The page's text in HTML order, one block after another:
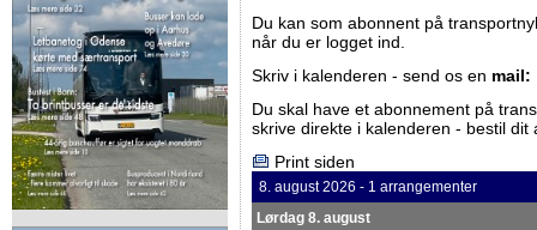
Du kan som abonnent på
når du er logget ind.
Skriv i kalenderen - send os en mail:
Du skal have et abonnement på
skrive direkte i kalenderen - bestil dit
Print siden
8. august 2026 - 1 arrangementer
Lørdag 8. august